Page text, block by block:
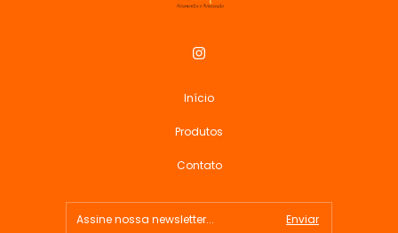
Início
Produtos
Contato